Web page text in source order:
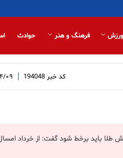
ورزش فرهنگ و هنر حوادث
کد خبر 194048
| ۱۴۰۵/
طلا باید برخط شود گفت: از خرداد